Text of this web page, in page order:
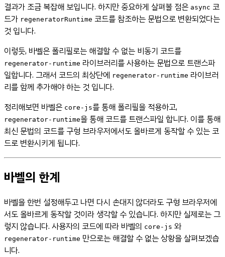
결과가 조금 복잡해 보입니다. 하지만 중요하게 살펴볼 점은 async 코
드가 regeneratorRuntime 코드를 참조하는 문법으로 변환되었다는
것 입니다.
이렇듯, 바벨은 폴리필로는 해결할 수 없는 비동기 코드를
regenerator-runtime 라이브러리를 사용하는 문법으로 트랜스파
일합니다. 그래서 코드의 최상단에 regenerator-runtime 라이브러
리를 함께 추가해야 하는 것 입니다.
정리해보면 바벨은 core-js를 통해 폴리필을 적용하고,
regenerator-runtime을 통해 코드를 트랜스파일 합니다. 이를 통해
최신 문법의 코드를 구형 브라우저에서도 올바르게 동작할 수 있는 코
드로 변환시키게 됩니다.
바벨의 한계
바벨을 한번 설정해두고 나면 다시 손대지 않더라도 구형 브라우저에
서도 올바르게 동작할 것이라 생각할 수 있습니다. 하지만 실제로는 그
렇지 않습니다. 사용자의 코드에 따라 바벨의 core-js 와
regenerator-runtime 만으로는 해결할 수 없는 상황을 살펴보겠습
니다.